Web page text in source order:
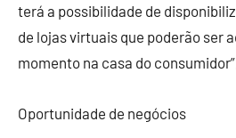
terá a possibilidade de
de lojas virtuais que poderão ser
momento na casa do
Oportunidade de negócios